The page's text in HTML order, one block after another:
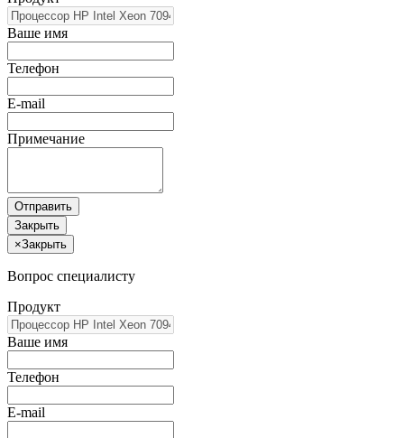
Ваше имя
Телефон
E-mail
Примечание
Отправить
Закрыть
×Закрыть
Вопрос специалисту
Продукт
Ваше имя
Телефон
E-mail